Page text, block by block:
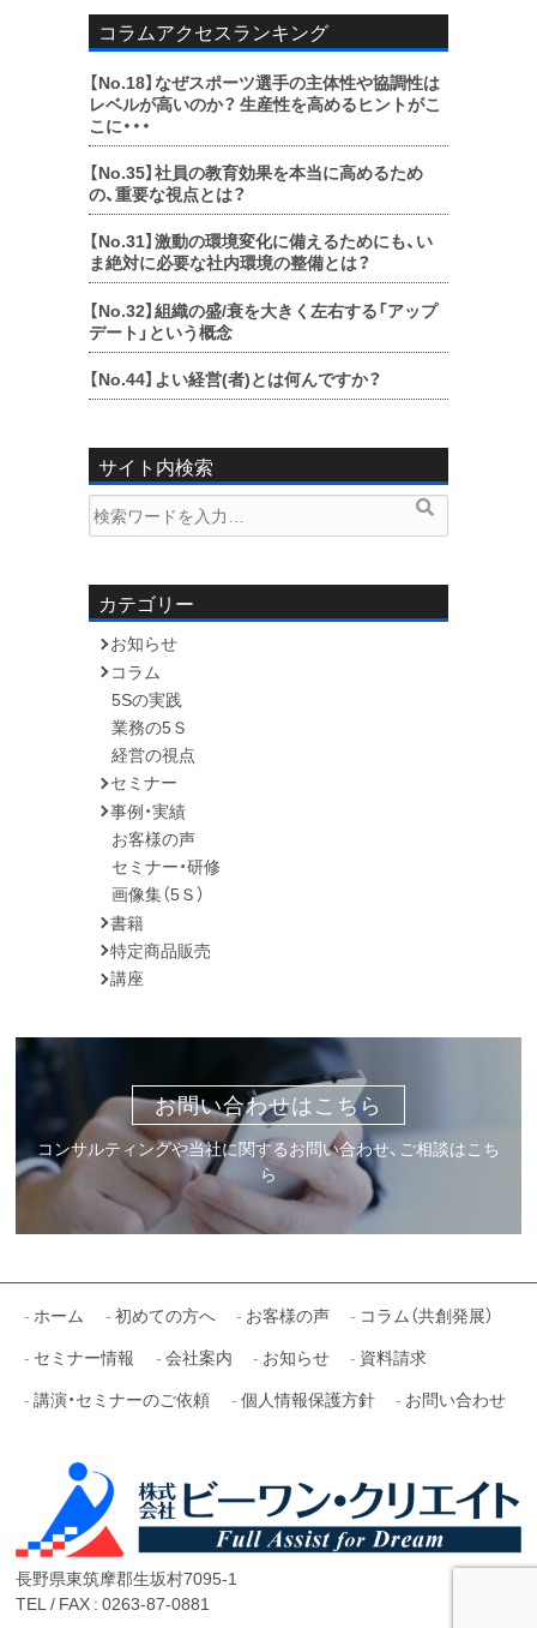
コラムアクセスランキング
【No.18】 なぜスポーツ選手の主体性や協調性は
レベルが高いのか？ 生産性を高めるヒントがこ
こに・・・
【No.35】社員の教育効果を本当に高めるため
の、重要な視点とは？
【No.31】激動の環境変化に備えるためにも、い
ま絶対に必要な社内環境の整備とは？
【No.32】組織の盛/衰を大きく左右する「アップ
デート」という概念
【No.44】 よい経営(者)とは何んですか？
サイト内検索
検
索
容:
カテゴリー
お知らせ
コラム
5Sの実践
業務の5Ｓ
経営の視点
セミナー
事例・実績
お客様の声
セミナー・研修
画像集（5Ｓ）
書籍
特定商品販売
講座
お問い合わせはこちら
コンサルティングや当社に関するお問い合わせ、ご相談はこち
ら
ホーム 初めての方へ お客様の声
コラム（共創発展）
セミナー情報
会社案内 お知らせ
資料請求
講演・セミナーのご依頼
個人情報保護方針 お問い合わせ
長野県東筑摩郡生坂村7095-1
TEL / FAX :0263-87-0881